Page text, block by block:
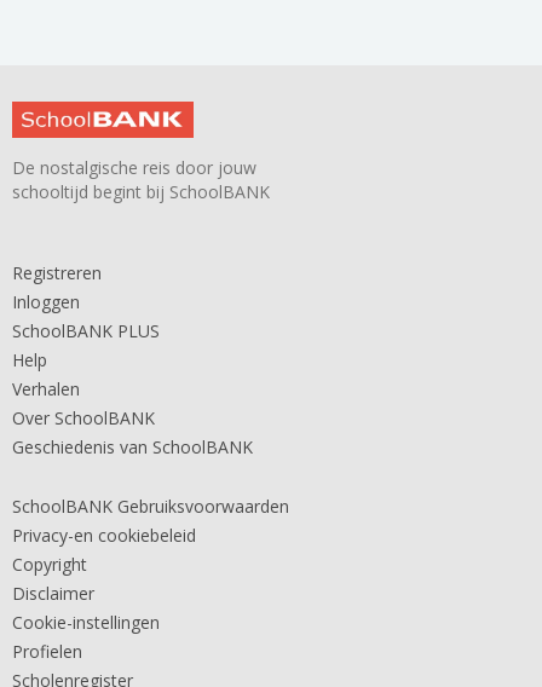
De nostalgische reis door jouw
schooltijd begint bij SchoolBANK
Registreren
Inloggen
SchoolBANK PLUS
Help
Verhalen
Over SchoolBANK
Geschiedenis van SchoolBANK
SchoolBANK Gebruiksvoorwaarden
Privacy-en cookiebeleid
Copyright
Disclaimer
Cookie-instellingen
Profielen
Scholenregister